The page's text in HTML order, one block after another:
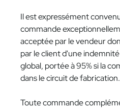
Il est expressément
commande
acceptée par le vendeur
par le client d'une
global, portée à 95% si la
dans le circuit de fabrication.
Toute commande